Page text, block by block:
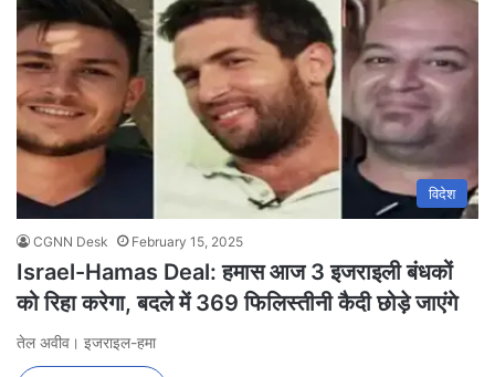
विदेश
CGNN Desk February 15, 2025
Israel-Hamas Deal: हमास आज 3 इजराइली बंधकों
को रिहा करेगा, बदले में 369 फिलिस्तीनी कैदी छोड़े जाएंगे
तेल अवीव। इजराइल-हमा